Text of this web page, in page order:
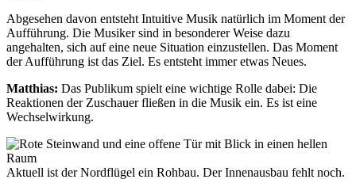
Abgesehen davon entsteht Intuitive Musik natürlich im Moment der
Aufführung. Die Musiker sind in besonderer Weise dazu
angehalten, sich auf eine neue Situation einzustellen. Das Moment
der Aufführung ist das Ziel. Es entsteht immer etwas Neues.
Matthias: Das Publikum spielt eine wichtige Rolle dabei: Die
Reaktionen der Zuschauer fließen in die Musik ein. Es ist eine
Wechselwirkung.
Aktuell ist der Nordflügel ein Rohbau. Der Innenausbau fehlt noch.